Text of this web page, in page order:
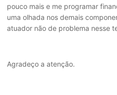
pouco mais e me programar
uma olhada nos demais
atuador não de problema nesse
Agradeço a atenção.